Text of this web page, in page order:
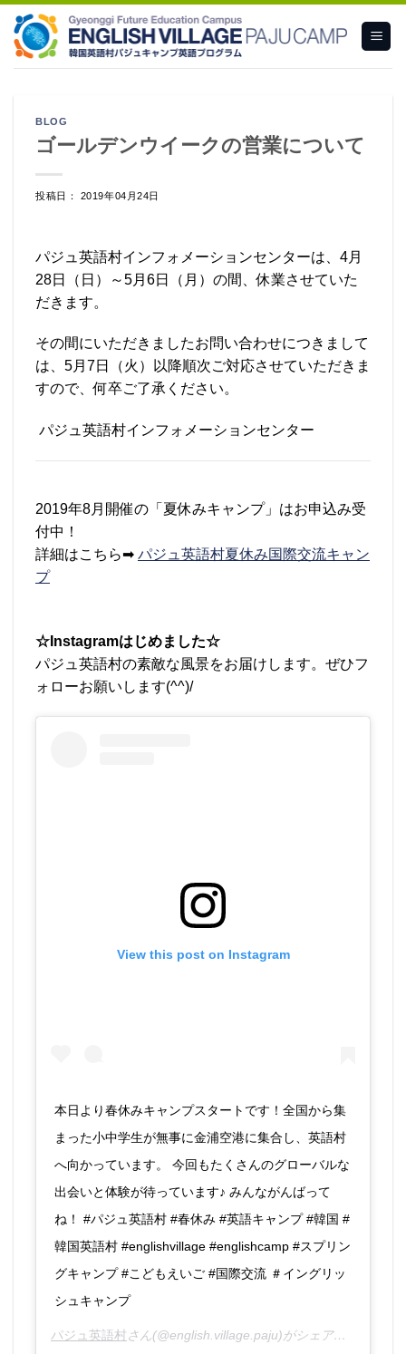
content
BLOG
ゴールデンウイークの営業について
投稿日： 2019年04月24日
パジュ英語村インフォメーションセンターは、4月
28日（日）～5月6日（月）の間、休業させていた
だきます。
その間にいただきましたお問い合わせにつきまして
は、5月7日（火）以降順次ご対応させていただきま
すので、何卒ご了承ください。
パジュ英語村インフォメーションセンター
2019年8月開催の「夏休みキャンプ」はお申込み受
付中！
詳細はこちら➡ パジュ英語村夏休み国際交流キャン
プ
☆Instagramはじめました☆
パジュ英語村の素敵な風景をお届けします。ぜひフ
ォローお願いします(^^)/
View this post on Instagram
本日より春休みキャンプスタートです！全国から集
まった小中学生が無事に金浦空港に集合し、英語村
へ向かっています。 今回もたくさんのグローバルな
出会いと体験が待っています♪ みんながんばって
ね！ #パジュ英語村 #春休み #英語キャンプ #韓国 #
韓国英語村 #englishvillage #englishcamp #スプリン
グキャンプ #こどもえいご #国際交流 ＃イングリッ
シュキャンプ
パジュ英語村さん(@english.village.paju)がシェアした投稿 –